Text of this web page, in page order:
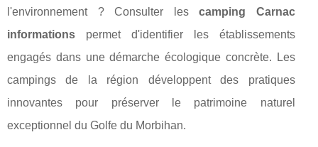
l'environnement ? Consulter lescamping Carnac
informations permet d'identifier les établissements
engagés dans une démarche écologique concrète. Les
campings de la région développent des pratiques
innovantes pour préserver le patrimoine naturel
exceptionnel du Golfe du Morbihan.